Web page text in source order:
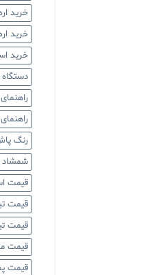
خرید
خرید
خرید
رنگ
شمشاد
قیمت
قیمت
قیمت
قیمت
قیمت